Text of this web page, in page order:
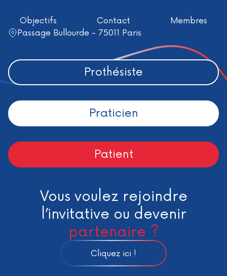
Objectifs Contact
Membres
Passage Bullourde - 75011 Paris
Prothésiste
Praticien
Patient
Vous voulez rejoindre
l’invitative ou devenir
partenaire ?
Cliquez ici !